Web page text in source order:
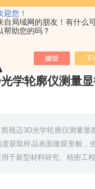
迎您！
自局域网的朋友！有什么
帮助您的吗？
学轮廓仪测量
凯视迈3D光学轮廓仪测量显
获取样品表面微观形貌，
于新型材料研究、精密工